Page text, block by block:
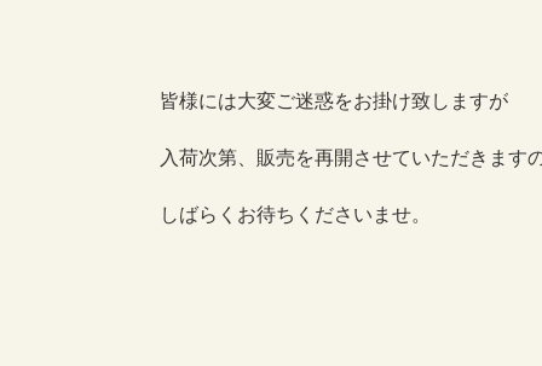
皆様には大変ご迷惑をお掛け致しますが
入荷次第、販売を再開させていただきます
しばらくお待ちくださいませ。